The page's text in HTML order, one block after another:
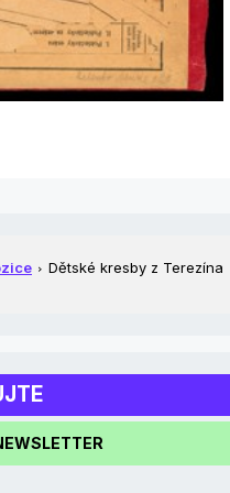
Dětské kresby z Terezína